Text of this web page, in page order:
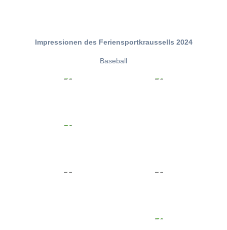
Impressionen des Feriensportkraussells 2024
Baseball